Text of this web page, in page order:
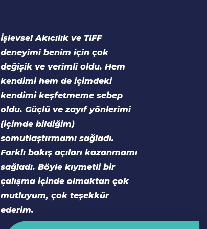
İşlevsel Akıcılık ve TIFF
deneyimi benim için çok
değişik ve verimli oldu. Hem
kendimi hem de içimdeki
kendimi keşfetmeme sebep
oldu. Güçlü ve zayıf yönlerimi
(içimde bildiğim)
somutlaştırmamı sağladı.
Farklı bakış açıları kazanmamı
sağladı. Böyle kıymetli bir
çalışma içinde olmaktan çok
mutluyum, çok teşekkür
ederim.